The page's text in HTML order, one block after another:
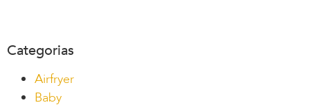
Categorias
Airfryer
Baby